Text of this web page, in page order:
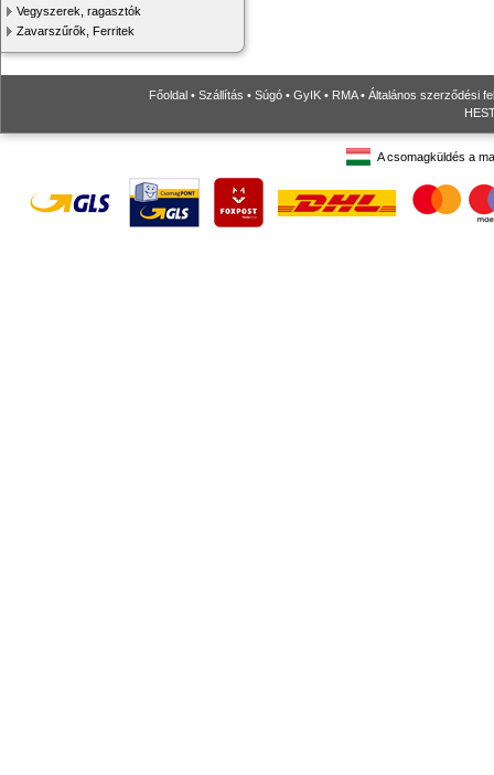
Vegyszerek, ragasztók
Zavarszűrők, Ferritek
Főoldal • Szállítás • Súgó • GyIK • RMA• Általános szerződési
A csomagküldés a